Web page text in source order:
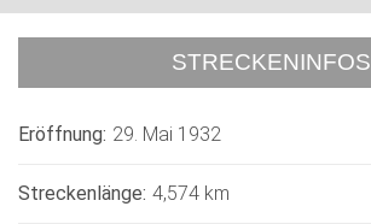
STRECKENINFOS
Eröffnung: 29. Mai 1932
Streckenlänge: 4,574 km